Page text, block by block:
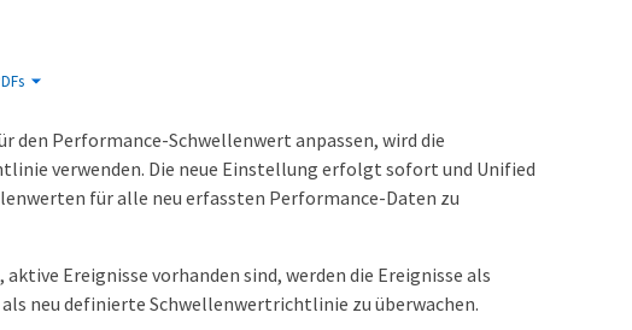
den Performance-Schwellenwert anpassen, wird die
verwenden. Die neue Einstellung erfolgt sofort und Unified
für alle neu erfassten Performance-Daten zu
Ereignisse vorhanden sind, werden die Ereignisse als
neu definierte Schwellenwertrichtlinie zu überwachen.